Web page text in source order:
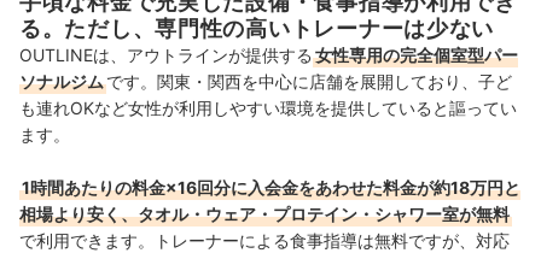
る。ただし、専門性の高いトレーナーは少ない
OUTLINEは、アウトラインが提供する 女性専用の完全個室型パー
ソナルジムです。関東・関西を中心に店舗を展開しており、子ど
も連れOKなど女性が利用しやすい環境を提供していると謳ってい
ます。
1時間あたりの料金×16回分に入会金をあわせた料金が約18万円と
相場より安く、タオル・ウェア・プロテイン・シャワー室が無料
で利用できます。トレーナーによる食事指導は無料ですが、対応